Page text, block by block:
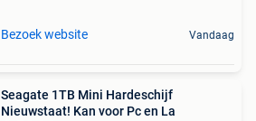
Bezoek website Vandaag
Seagate 1TB Mini Hardeschijf
Nieuwstaat! Kan voor Pc en La